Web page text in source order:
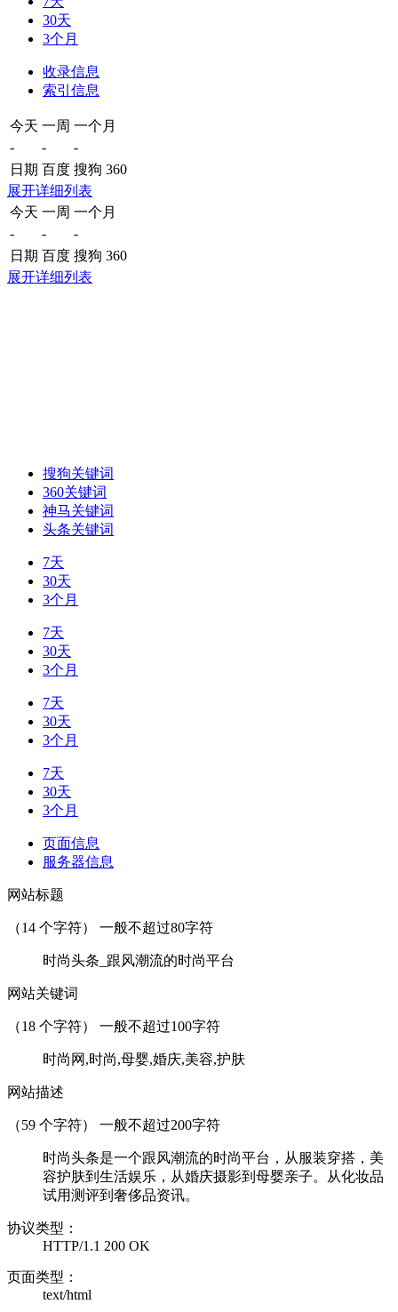
30天
3个月
收录信息
索引信息
今天 一周 一个月
-
-
-
日期 百度 搜狗 360
展开详细列表
今天 一周 一个月
-
-
-
日期 百度 搜狗 360
展开详细列表
搜狗关键词
360关键词
神马关键词
头条关键词
7天
30天
3个月
7天
30天
3个月
7天
30天
3个月
7天
30天
3个月
页面信息
服务器信息
网站标题
（14 个字符） 一般不超过80字符
时尚头条_跟风潮流的时尚平台
网站关键词
（18 个字符） 一般不超过100字符
时尚网,时尚,母婴,婚庆,美容,护肤
网站描述
（59 个字符） 一般不超过200字符
时尚头条是一个跟风潮流的时尚平台，从服装穿搭，美
容护肤到生活娱乐，从婚庆摄影到母婴亲子。从化妆品
试用测评到奢侈品资讯。
协议类型：
HTTP/1.1 200 OK
页面类型：
text/html